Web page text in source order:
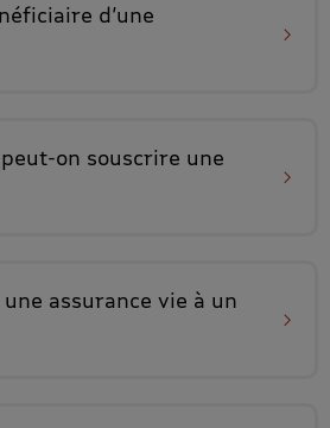
d’une
peut-on souscrire une
assurance vie à un